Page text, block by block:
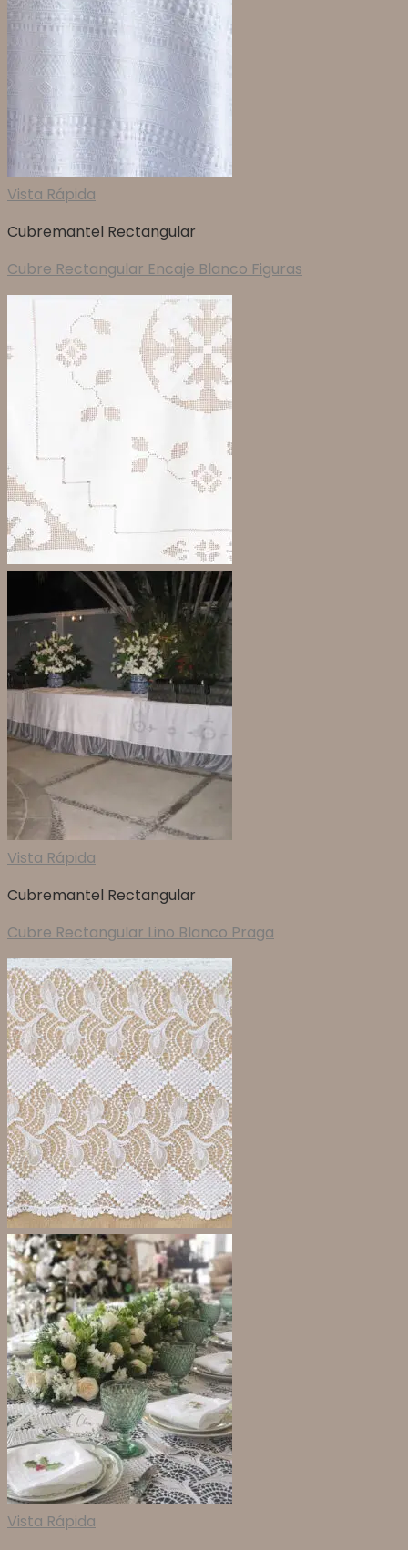
Vista Rápida
Cubremantel Rectangular
Cubre Rectangular Encaje Blanco Figuras
Vista Rápida
Cubremantel Rectangular
Cubre Rectangular Lino Blanco Praga
Vista Rápida